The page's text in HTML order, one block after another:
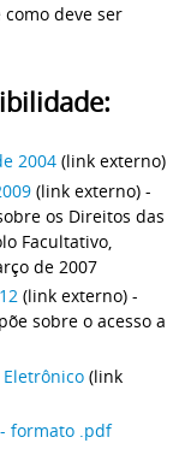
deve ser
2004 (link externo)
(link externo) -
os Direitos das
Facultativo,
de 2007
(link externo) -
sobre o acesso a
(link
formato .pdf